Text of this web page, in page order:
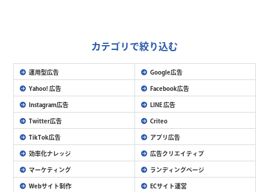
カテゴリで絞り込む
運用型広告 Google広告
Yahoo! 広告 Facebook広告
Instagram広告 LINE 広告
Twitter広告 Criteo
TikTok広告 アプリ広告
効率化ナレッジ 広告クリエイティブ
マーケティング ランディングページ
Webサイト制作 ECサイト運営